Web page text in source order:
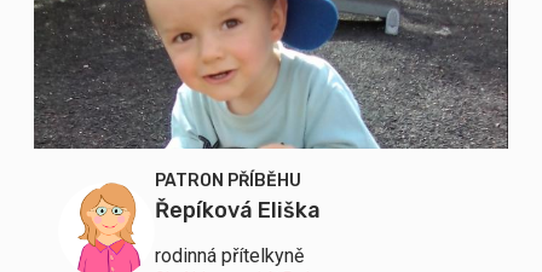
PATRON PŘÍBĚHU
Řepíková Eliška
rodinná přítelkyně